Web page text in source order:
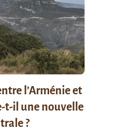
l’Arménie et
t-il une nouvelle
?